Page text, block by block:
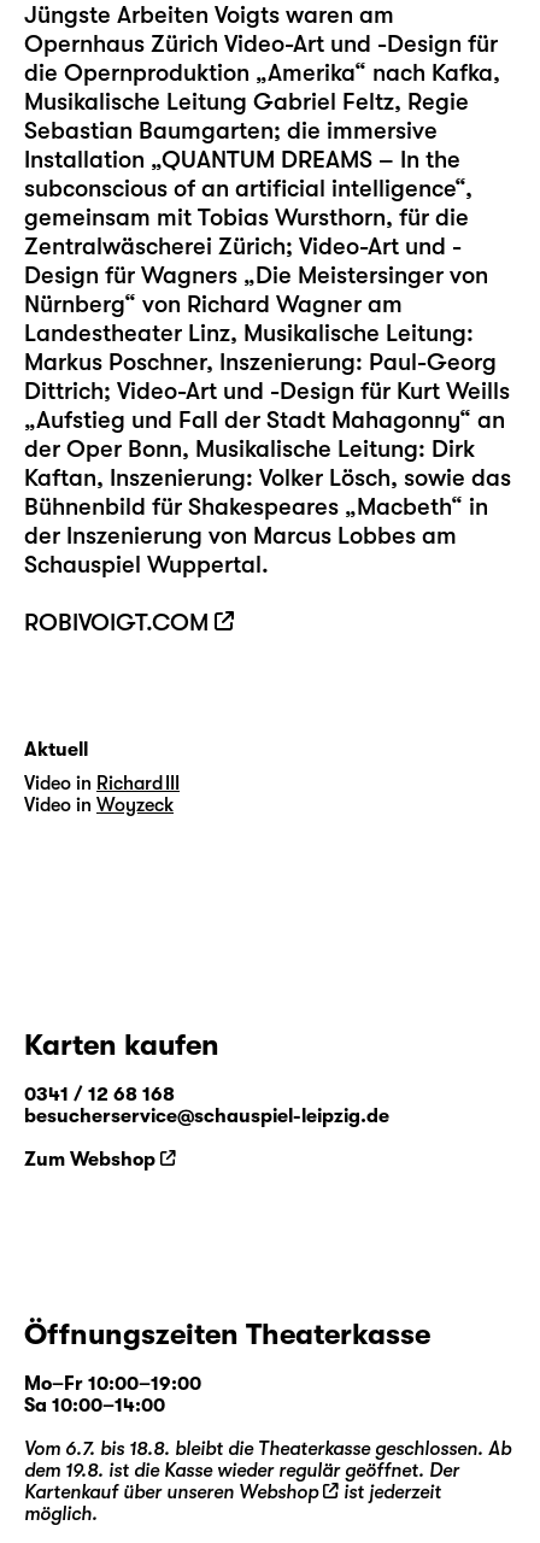
Jüngste Arbeiten Voigts waren am
Opernhaus Zürich Video-Art und -Design für
die Opernproduktion „Amerika“ nach Kafka,
Musikalische Leitung Gabriel Feltz, Regie
Sebastian Baumgarten; die immersive
Installation „QUANTUM DREAMS – In the
subconscious of an artificial intelligence“,
gemeinsam mit Tobias Wursthorn, für die
Zentralwäscherei Zürich; Video-Art und -
Design für Wagners „Die Meistersinger von
Nürnberg“ von Richard Wagner am
Landestheater Linz, Musikalische Leitung:
Markus Poschner, Inszenierung: Paul-Georg
Dittrich; Video-Art und -Design für Kurt Weills
„Aufstieg und Fall der Stadt Mahagonny“ an
der Oper Bonn, Musikalische Leitung: Dirk
Kaftan, Inszenierung: Volker Lösch, sowie das
Bühnenbild für Shakespeares „Macbeth“ in
der Inszenierung von Marcus Lobbes am
Schauspiel Wuppertal.
ROBIVOIGT.COM
Aktuell
Video in Richard III
Video in Woyzeck
Karten kaufen
0341 / 12 68 168
besucherservice@schauspiel-leipzig.de
Zum Webshop
Öffnungszeiten Theaterkasse
Mo–Fr 10:00–19:00
Sa 10:00–14:00
Vom 6.7. bis 18.8. bleibt die Theaterkasse geschlossen. Ab
dem 19.8. ist die Kasse wieder regulär geöffnet. Der
Kartenkauf über unseren Webshop
ist jederzeit
möglich.